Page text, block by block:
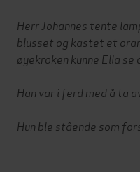
Herr Johannes tente
blusset og kastet et
øyekroken kunne Ella
Han var i ferd med å ta
Hun ble stående som